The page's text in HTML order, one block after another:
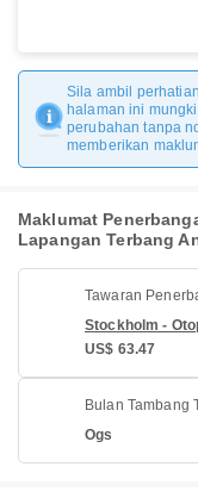
Sila ambil
halaman ini
perubahan tanpa
memberikan
Maklumat
Lapangan Terbang
Tawaran
Stockholm -
US$ 63.47
Bulan Tambang
Ogs